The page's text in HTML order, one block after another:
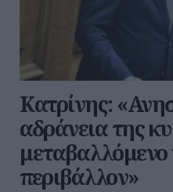
Κατρίνης:
αδράνεια της
μεταβαλλόμενο
περιβάλλον»